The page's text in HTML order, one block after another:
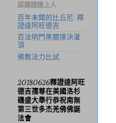
認識證達上人
百年未聞的比丘尼-釋
證達阿旺德吉
百法明門黑關擇決灌
頂
佛教法力比試
20180626釋證達阿旺
德吉孺尊在美國洛杉
磯盛大舉行恭祝南無
第三世多杰羌佛佛誕
法會